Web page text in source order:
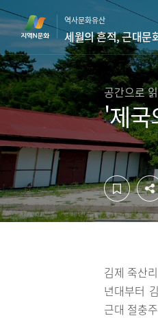
컨
텐
영
역
바
로
기
하
단
역
바
로
가
역사문화유산
세월의 흔적, 근대문
공간으로
'제국
김제 죽산
년대부터
근대 절충